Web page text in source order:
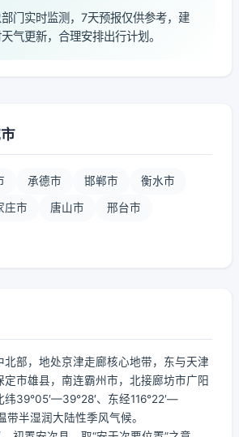
门实时监测，7天预报仅供参考，建
气更新，合理安排出行计划。
承德市 邯郸市 衡水市
庄市 唐山市 邢台市
北部，地处京津走廊核心地带，东与天津
定市雄县，南连霸州市，北接廊坊市广阳
39°05′—39°28′、东经116°22′—
带半湿润大陆性季风气候。